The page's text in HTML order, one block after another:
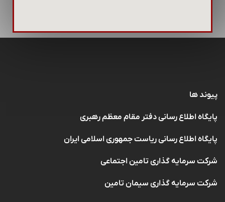
پیوند ها
پایگاه اطلاع رسانی دفتر مقام معظم رهبری
پایگاه اطلاع رسانی ریاست جمهوری اسلامی ایران
شرکت سرمایه گذاری تامین اجتماعی
شرکت سرمایه گذاری سیمان تامین